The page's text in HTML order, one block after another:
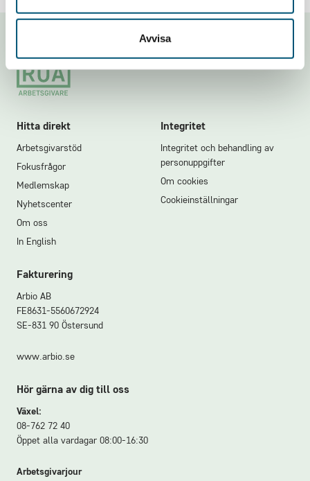
Avvisa
Footer
Hitta direkt
Arbetsgivarstöd
Fokusfrågor
Medlemskap
Nyhetscenter
Om oss
In English
Integritet
Integritet och behandling av
personuppgifter
Om cookies
Cookieinställningar
Fakturering
Arbio AB
FE8631-5560672924
SE-831 90 Östersund
www.arbio.se
Hör gärna av dig till oss
Växel:
08-762 72 40
Öppet alla vardagar 08:00-16:30
Arbetsgivarjour